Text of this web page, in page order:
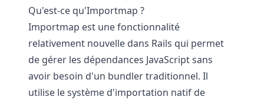
Qu'est-ce qu'Importmap ?
Importmap est une fonctionnalité
relativement nouvelle dans Rails qui permet
de gérer les dépendances JavaScript sans
avoir besoin d'un bundler traditionnel. Il
utilise le système d'importation natif de